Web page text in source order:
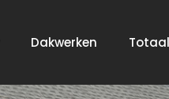
Dakwerken